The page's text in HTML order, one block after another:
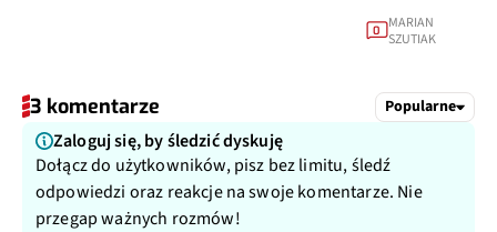
0 MARIAN
SZUTIAK
3 komentarze Popularne
Zaloguj się, by śledzić dyskuję
Dołącz do użytkowników, pisz bez limitu, śledź
odpowiedzi oraz reakcje na swoje komentarze. Nie
przegap ważnych rozmów!